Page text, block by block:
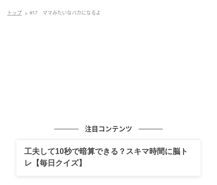
トップ #17 ママみたいなバカになるよ
注目コンテンツ
工夫して10秒で暗算できる？スキマ時間に脳ト
レ【毎日クイズ】